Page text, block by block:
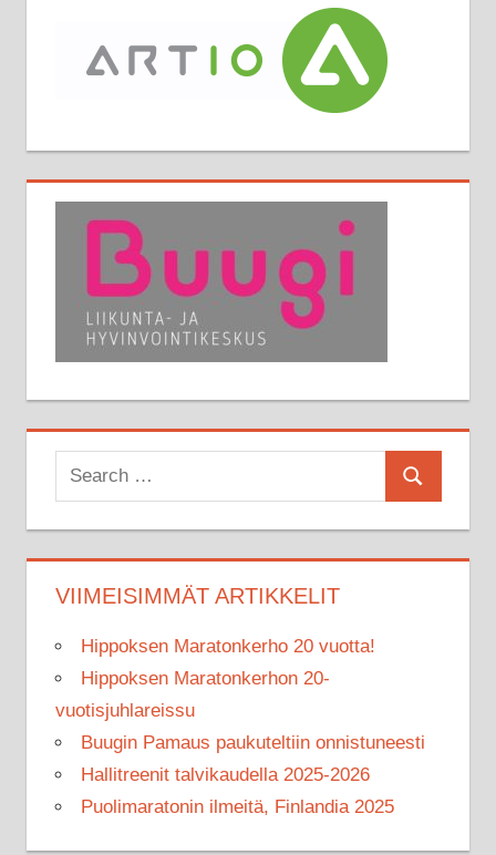
Search
for:
Search
VIIMEISIMMÄT ARTIKKELIT
Hippoksen Maratonkerho 20 vuotta!
Hippoksen Maratonkerhon 20-
vuotisjuhlareissu
Buugin Pamaus paukuteltiin onnistuneesti
Hallitreenit talvikaudella 2025-2026
Puolimaratonin ilmeitä, Finlandia 2025